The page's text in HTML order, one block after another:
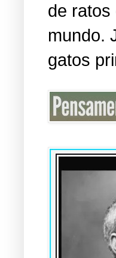
de ratos
mundo.
gatos